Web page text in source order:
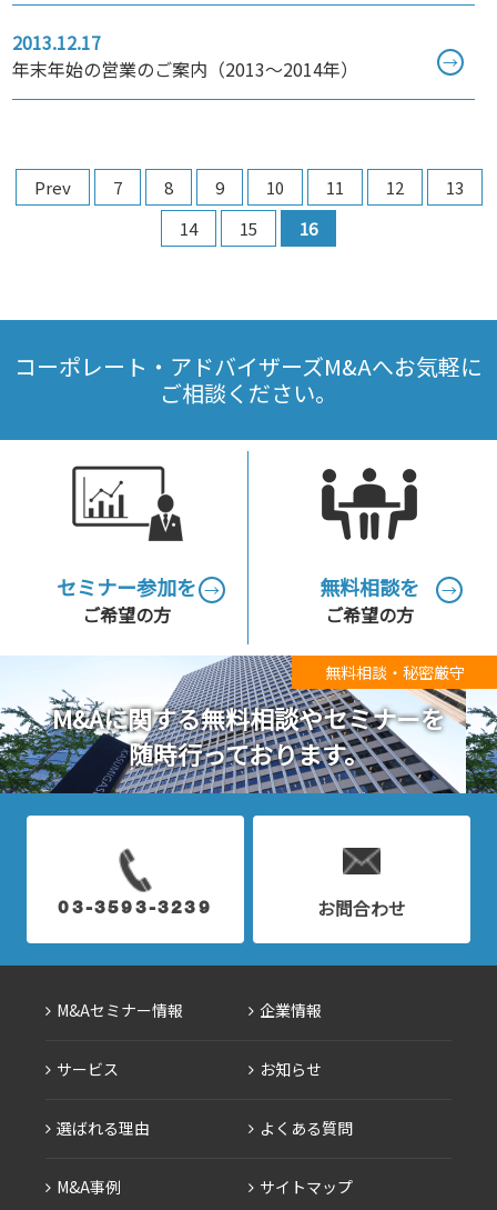
2013.12.17
年末年始の営業のご案内（2013～2014年）
→
Prev 7 8 9 10 11 12
13
14
15 16
コーポレート・アドバイザーズM&Aへお気軽に
ご相談ください。
セミナー参加を
ご希望の方
→ 無料相談を
ご希望の方
→
無料相談・秘密厳守
M&Aに関する無料相談やセミナーを
随時行っております。
03-3593-3239 お問合わせ
M&Aセミナー情報
サービス
選ばれる理由
M&A事例
企業情報
お知らせ
よくある質問
サイトマップ